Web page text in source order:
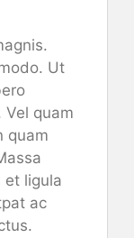
Ut
Vel quam
quam
et ligula
ac